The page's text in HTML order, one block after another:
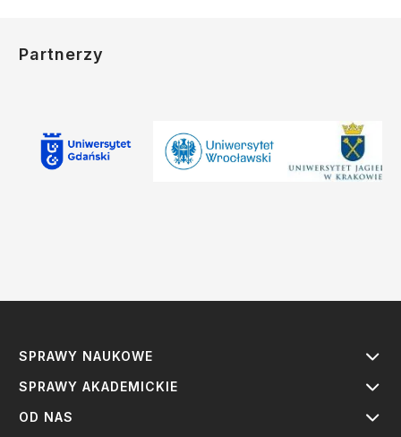
Partnerzy
SPRAWY NAUKOWE
SPRAWY AKADEMICKIE
OD NAS